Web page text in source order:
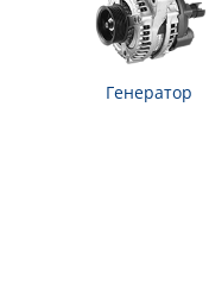
Генератор